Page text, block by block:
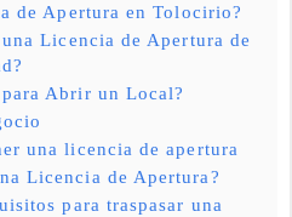
de Apertura en Tolocirio?
Licencia de Apertura de
Abrir un Local?
una licencia de apertura
Licencia de Apertura?
para traspasar una